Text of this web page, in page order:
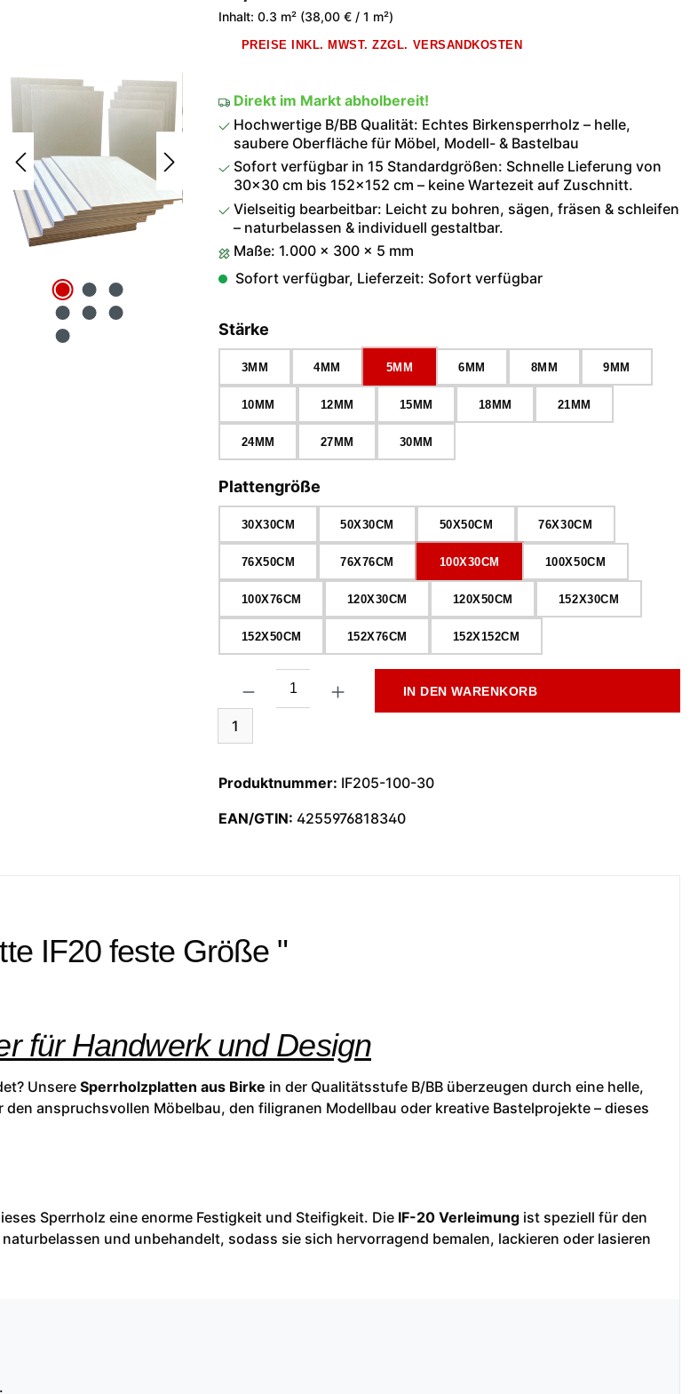
Inhalt: 0.3 m² (38,00 € / 1 m²)
PREISE INKL. MWST. ZZGL. VERSANDKOSTEN
Direkt im Markt abholbereit!
Hochwertige B/BB Qualität: Echtes Birkensperrholz – helle,
saubere Oberfläche für Möbel, Modell- & Bastelbau
Sofort verfügbar in 15 Standardgrößen: Schnelle Lieferung von
30×30 cm bis 152×152 cm – keine Wartezeit auf Zuschnitt.
Vielseitig bearbeitbar: Leicht zu bohren, sägen, fräsen & schleifen
– naturbelassen & individuell gestaltbar.
Maße: 1.000 × 300 × 5 mm
Sofort verfügbar, Lieferzeit: Sofort verfügbar
Stärke
3MM 4MM 5MM 6MM 8MM 9MM
10MM 12MM 15MM 18MM 21MM
24MM 27MM 30MM
Plattengröße
30X30CM 50X30CM 50X50CM 76X30CM
76X50CM 76X76CM 100X30CM 100X50CM
100X76CM 120X30CM 120X50CM 152X30CM
152X50CM 152X76CM 152X152CM
1
IN DEN WARENKORB
Produktnummer: IF205-100-30
EAN/GTIN: 4255976818340
IF20 feste Größe "
für Handwerk und Design
Unsere Sperrholzplatten aus Birke in der Qualitätsstufe B/BB überzeugen durch eine helle,
anspruchsvollen Möbelbau, den filigranen Modellbau oder kreative Bastelprojekte – dieses
Sperrholz eine enorme Festigkeit und Steifigkeit. Die IF-20 Verleimung ist speziell für den
und unbehandelt, sodass sie sich hervorragend bemalen, lackieren oder lasieren